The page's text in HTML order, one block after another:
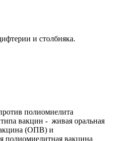
и столбняка.
полиомиелита
вакцин - живая оральная
(ОПВ) и
полиомиелитная вакцина